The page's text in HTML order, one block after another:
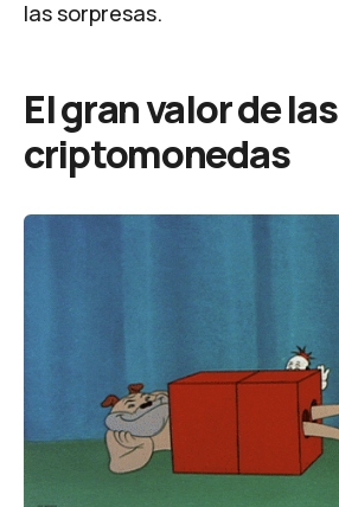
las sorpresas.
El gran valor de las
criptomonedas